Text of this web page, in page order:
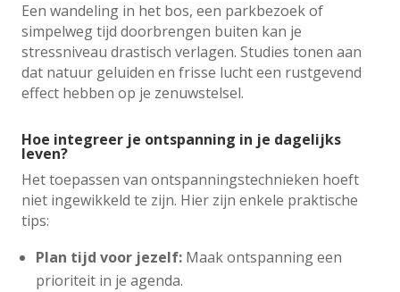
Een wandeling in het bos, een parkbezoek of
simpelweg tijd doorbrengen buiten kan je
stressniveau drastisch verlagen. Studies tonen aan
dat natuur geluiden en frisse lucht een rustgevend
effect hebben op je zenuwstelsel.
Hoe integreer je ontspanning in je dagelijks
leven?
Het toepassen van ontspanningstechnieken hoeft
niet ingewikkeld te zijn. Hier zijn enkele praktische
tips:
Plan tijd voor jezelf: Maak ontspanning een
prioriteit in je agenda.